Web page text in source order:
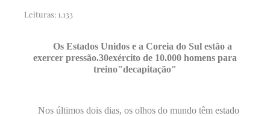
Leituras: 1.133
Os Estados Unidos e a Coreia do Sul estão a
exercer pressão.30exército de 10.000 homens para
treino"decapitação"
Nos últimos dois dias, os olhos do mundo têm estado